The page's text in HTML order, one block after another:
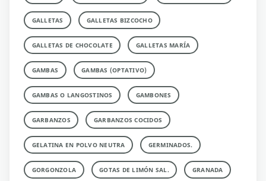
GALLETAS GALLETAS BIZCOCHO
GALLETAS DE CHOCOLATE GALLETAS MARÍA
GAMBAS GAMBAS (OPTATIVO)
GAMBAS O LANGOSTINOS GAMBONES
GARBANZOS GARBANZOS COCIDOS
GELATINA EN POLVO NEUTRA GERMINADOS.
GORGONZOLA GOTAS DE LIMÓN SAL. GRANADA